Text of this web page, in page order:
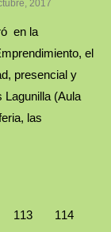
2017
en la
el
presencial y
Lagunilla (Aula
las
113
114